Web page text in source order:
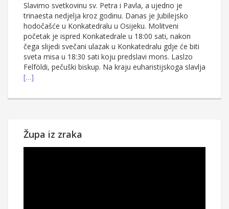
Slavimo svetkovinu sv. Petra i Pavla, a ujedno je
trinaesta nedjelja kroz godinu. Danas je Jubilejsko
hodočašće u Konkatedralu u Osijeku. Molitveni
početak je ispred Konkatedrale u 18:00 sati, nakon
čega slijedi svečani ulazak u Konkatedralu gdje će biti
sveta misa u 18:30 sati koju predslavi mons. Laslzo
Felföldi, pečuški biskup. Na kraju euharistijskoga slavlja
[…]
Župa iz zraka